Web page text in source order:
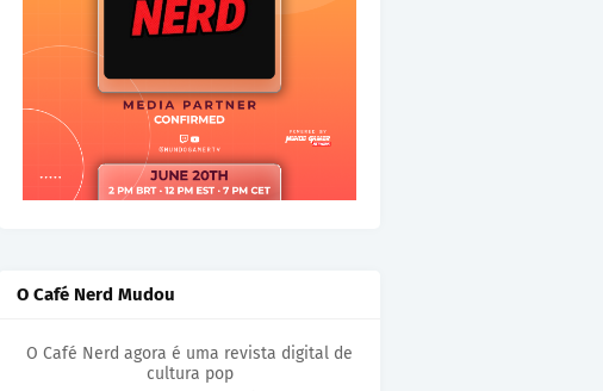
O Café Nerd Mudou
O Café Nerd agora é uma revista digital de
cultura pop